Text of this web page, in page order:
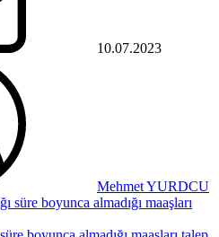
10.07.2023
Mehmet YURDCU